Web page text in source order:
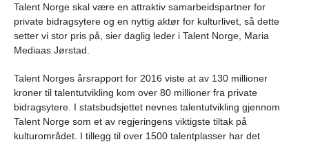
Talent Norge skal være en attraktiv samarbeidspartner for
private bidragsytere og en nyttig aktør for kulturlivet, så dette
setter vi stor pris på, sier daglig leder i Talent Norge, Maria
Mediaas Jørstad.
Talent Norges årsrapport for 2016 viste at av 130 millioner
kroner til talentutvikling kom over 80 millioner fra private
bidragsytere. I statsbudsjettet nevnes talentutvikling gjennom
Talent Norge som et av regjeringens viktigste tiltak på
kulturområdet. I tillegg til over 1500 talentplasser har det